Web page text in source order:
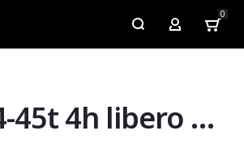
My Account
0
Kit sprocket 14-45t 4h libero 125, ybr125